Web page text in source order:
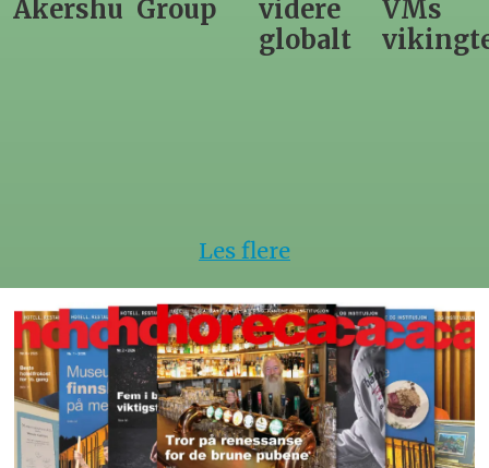
Group
videre
VMs
vikingtematikk
nytt
Les flere